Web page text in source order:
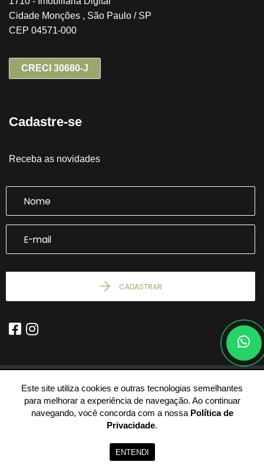
Cidade Monções , São Paulo / SP
CEP 04571-000
CRECI 30680-J
Cadastre-se
Receba as novidades
CADASTRAR
© 2026 - WhatSapp -24.119.928/0001-58 -Todos os Direitos
Reservados.
Este site utiliza cookies e outras tecnologias semelhantes
para melhorar a experiência de navegação. Ao continuar
navegando, você concorda com a nossa Política de
Privacidade.
ENTENDI